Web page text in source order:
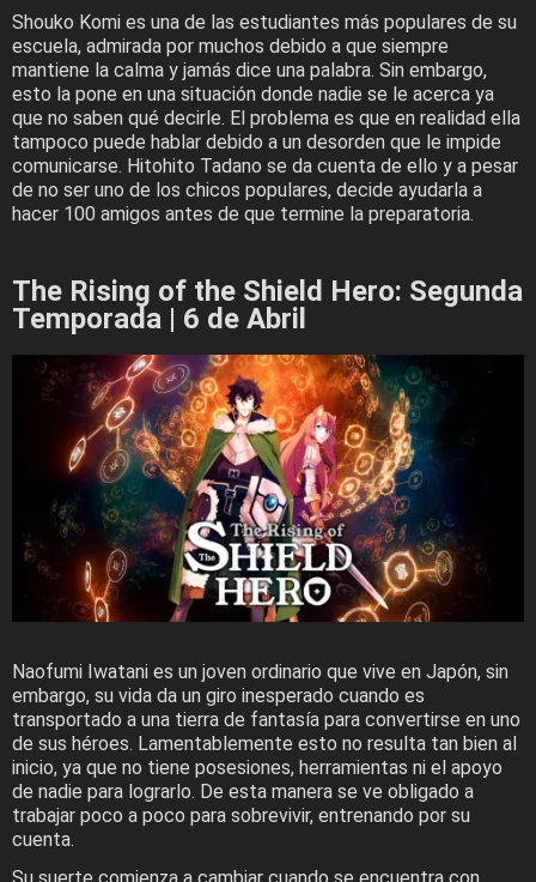
Shouko Komi es una de las estudiantes más populares de su
escuela, admirada por muchos debido a que siempre
mantiene la calma y jamás dice una palabra. Sin embargo,
esto la pone en una situación donde nadie se le acerca ya
que no saben qué decirle. El problema es que en realidad ella
tampoco puede hablar debido a un desorden que le impide
comunicarse. Hitohito Tadano se da cuenta de ello y a pesar
de no ser uno de los chicos populares, decide ayudarla a
hacer 100 amigos antes de que termine la preparatoria.
The Rising of the Shield Hero: Segunda
Temporada | 6 de Abril
Naofumi Iwatani es un joven ordinario que vive en Japón, sin
embargo, su vida da un giro inesperado cuando es
transportado a una tierra de fantasía para convertirse en uno
de sus héroes. Lamentablemente esto no resulta tan bien al
inicio, ya que no tiene posesiones, herramientas ni el apoyo
de nadie para lograrlo. De esta manera se ve obligado a
trabajar poco a poco para sobrevivir, entrenando por su
cuenta.